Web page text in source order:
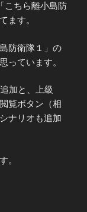
こちら離小島防
ます。
防衛隊１」の
っています。
加と、上級
覧ボタン（相
ナリオも追加
。